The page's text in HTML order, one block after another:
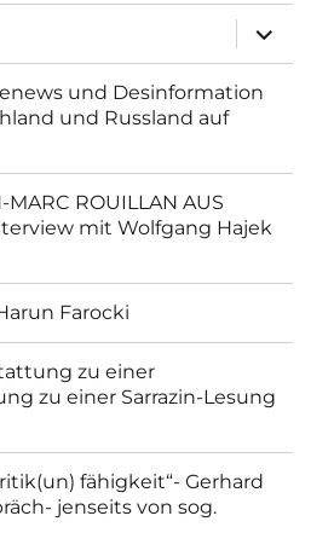
anzeigen
und Desinformation
und Russland auf
MARC ROUILLAN AUS
mit Wolfgang Hajek
Farocki
zu einer
zu einer Sarrazin-Lesung
fähigkeit“- Gerhard
jenseits von sog.